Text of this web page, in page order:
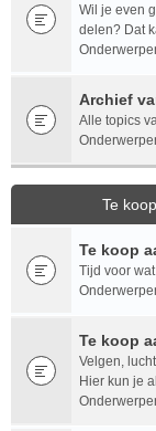
Wil je even
delen? Dat
Archief
Alle topics
Te
Te koop
Tijd voor
Te koop
Velgen,
Hier kun je